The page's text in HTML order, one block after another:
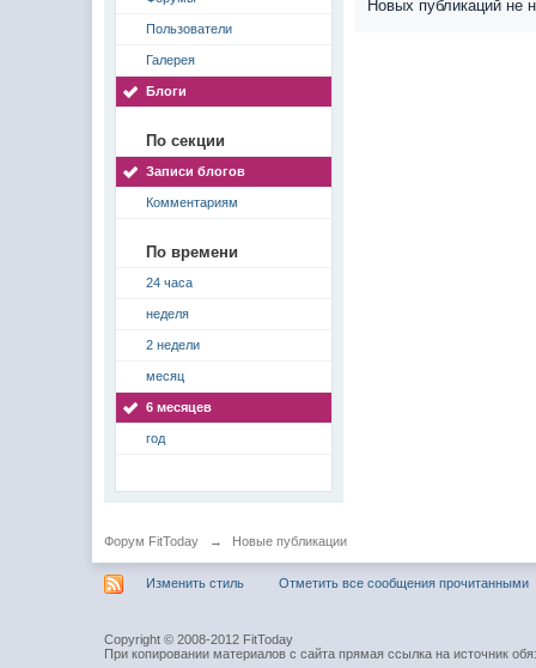
Пользователи
Галерея
Блоги
По секции
Записи блогов
Комментариям
По времени
24 часа
неделя
2 недели
месяц
6 месяцев
год
Новых публикаций не
Форум FitToday → Новые публикации
Изменить стиль Отметить все сообщения прочитанными
Copyright © 2008-2012 FitToday
При копировании материалов с сайта прямая ссылка на источник